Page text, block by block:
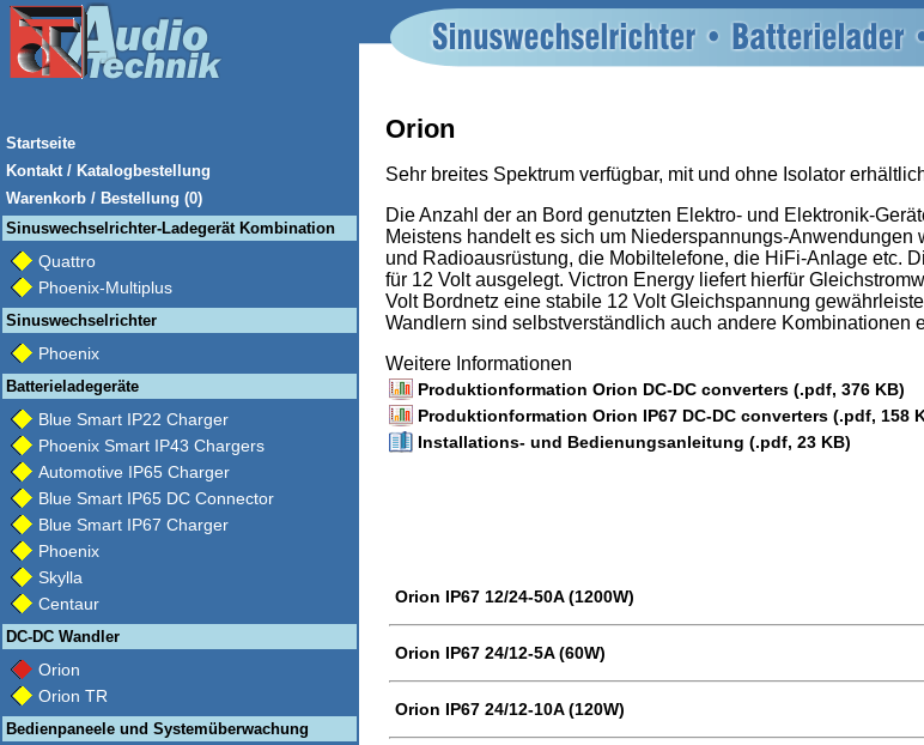
Startseite
Kontakt / Katalogbestellung
Warenkorb / Bestellung (0)
Sinuswechselrichter-Ladegerät Kombination
Quattro
Phoenix-Multiplus
Sinuswechselrichter
Phoenix
Batterieladegeräte
Blue Smart IP22 Charger
Phoenix Smart IP43 Chargers
Automotive IP65 Charger
Blue Smart IP65 DC Connector
Blue Smart IP67 Charger
Phoenix
Skylla
Centaur
DC-DC Wandler
Orion
Orion TR
Bedienpaneele und Systemüberwachung
Orion
Sehr breites Spektrum verfügbar, mit und ohne Isolator
Die Anzahl der an Bord genutzten Elektro- und Elektronik-
Meistens handelt es sich um Niederspannungs-Anwendungen
und Radioausrüstung, die Mobiltelefone, die HiFi-Anlage etc.
für 12 Volt ausgelegt. Victron Energy liefert hierfür
Volt Bordnetz eine stabile 12 Volt Gleichspannung
Wandlern sind selbstverständlich auch andere Kombinationen
Weitere Informationen
Produktionformation Orion DC-DC converters (.pdf, 376 KB)
Produktionformation Orion IP67 DC-DC converters (.pdf, 158
Installations- und Bedienungsanleitung (.pdf, 23 KB)
Orion IP67 12/24-50A (1200W)
Orion IP67 24/12-5A (60W)
Orion IP67 24/12-10A (120W)